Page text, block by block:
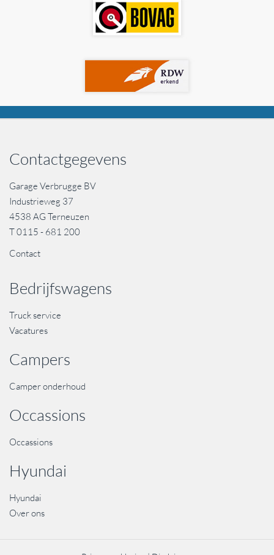
Contactgegevens
Garage Verbrugge BV
Industrieweg 37
4538 AG Terneuzen
T0115 - 681 200
Contact
Bedrijfswagens
Truck service
Vacatures
Campers
Camper onderhoud
Occassions
Occassions
Hyundai
Hyundai
Over ons